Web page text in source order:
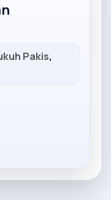
Pakis,